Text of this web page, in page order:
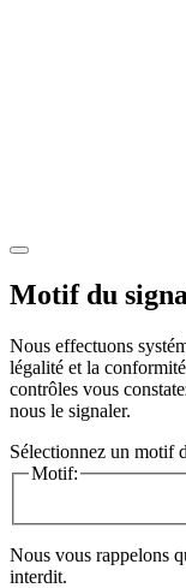
Motif du
Nous effectuons
légalité et la
contrôles vous
nous le signaler.
Sélectionnez un motif
Motif:
Nous vous rappelons
interdit.